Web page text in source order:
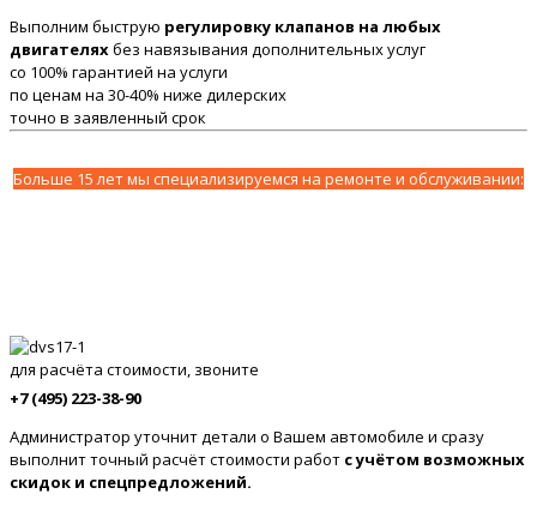
Выполним быструю регулировку клапанов на любых
двигателяхбез навязывания дополнительных услуг
со 100% гарантией на услуги
по ценам на 30-40% ниже дилерских
точно в заявленный срок
Больше 15 лет мы специализируемся на ремонте и обслуживании:
для расчёта стоимости, звоните
+7 (495) 223-38-90
Администратор уточнит детали о Вашем автомобиле и сразу
выполнит точный расчёт стоимости работ с учётом возможных
скидок и спецпредложений.